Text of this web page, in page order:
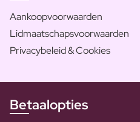
Aankoopvoorwaarden
Lidmaatschapsvoorwaarden
Privacybeleid & Cookies
Betaalopties